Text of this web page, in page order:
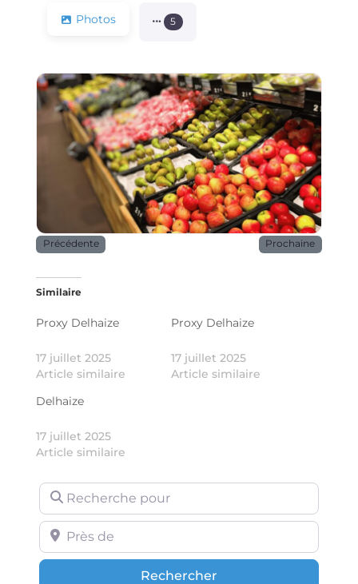
Photos 5
Précédente Prochaine
Similaire
Proxy Delhaize
17 juillet 2025
Article similaire
Proxy Delhaize
17 juillet 2025
Article similaire
Delhaize
17 juillet 2025
Article similaire
Recherche pour
Près de
RechercherRechercher